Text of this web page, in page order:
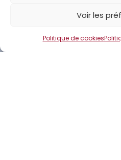
Voir les
Politique de cookies